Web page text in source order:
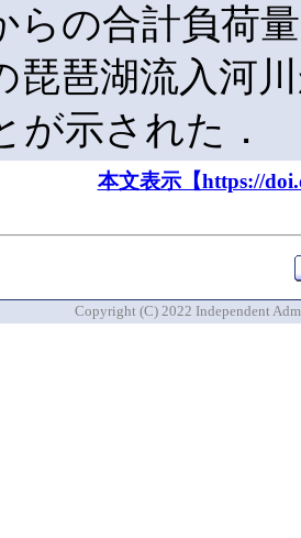
らの合計負荷
琵琶湖流入河
が示された．
本文表示【https://
Copyright (C) 2022 Independent